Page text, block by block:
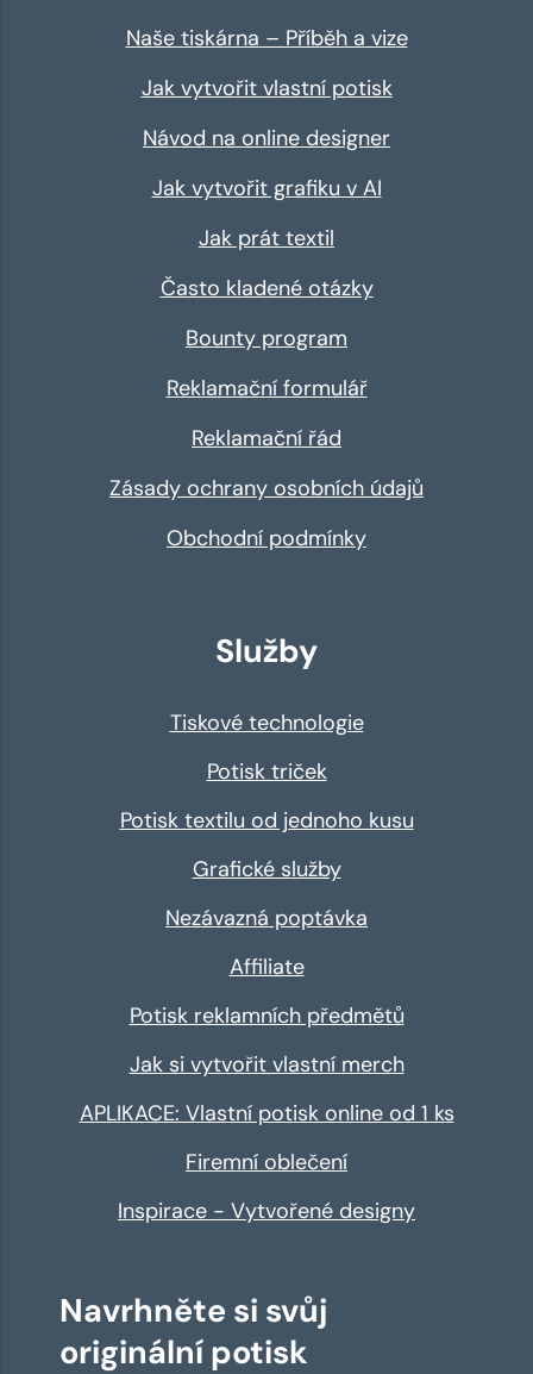
Naše tiskárna – Příběh a vize
Jak vytvořit vlastní potisk
Návod na online designer
Jak vytvořit grafiku v AI
Jak prát textil
Často kladené otázky
Bounty program
Reklamační formulář
Reklamační řád
Zásady ochrany osobních údajů
Obchodní podmínky
Služby
Tiskové technologie
Potisk triček
Potisk textilu od jednoho kusu
Grafické služby
Nezávazná poptávka
Affiliate
Potisk reklamních předmětů
Jak si vytvořit vlastní merch
APLIKACE: Vlastní potisk online od 1 ks
Firemní oblečení
Inspirace - Vytvořené designy
Navrhněte si svůj
originální potisk